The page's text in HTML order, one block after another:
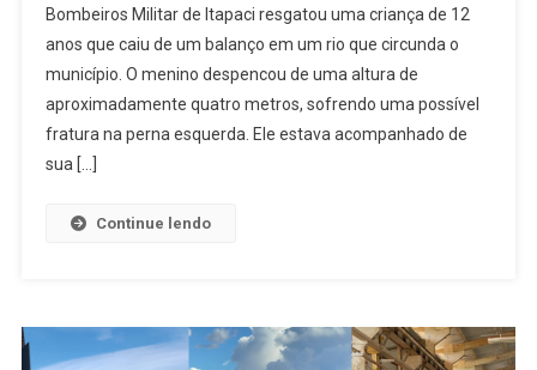
12
Anos
É
Resgatada
Pelo
De
Bombeiros Militar de Itapaci resgatou uma criança de 12
anos que caiu de um balanço em um rio que circunda o
município. O menino despencou de uma altura de
aproximadamente quatro metros, sofrendo uma possível
fratura na perna esquerda. Ele estava acompanhado de
sua […]
Continue lendo